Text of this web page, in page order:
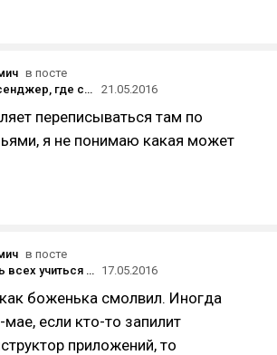
в посте
Blank — мессенджер, где собеседник видит набор сообщения в реальном времени
21.05.2016
переписываться там по
я не понимаю какая может
в посте
«Агитировать всех учиться программированию — так же глупо, как сантехническим работам» 17.05.2016
боженька смолвил. Иногда
если кто-то запилит
приложений, то